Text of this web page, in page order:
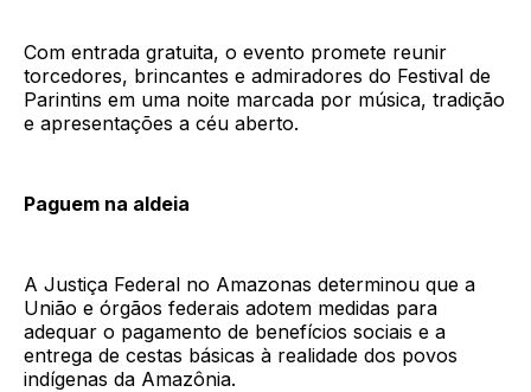
Com entrada gratuita, o evento promete reunir
torcedores, brincantes e admiradores do Festival de
Parintins em uma noite marcada por música, tradição
e apresentações a céu aberto.
Paguem na aldeia
A Justiça Federal no Amazonas determinou que a
União e órgãos federais adotem medidas para
adequar o pagamento de benefícios sociais e a
entrega de cestas básicas à realidade dos povos
indígenas da Amazônia.